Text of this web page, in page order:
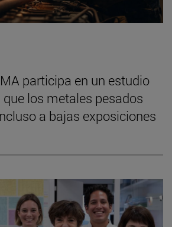
participa en un estudio
los metales pesados
a bajas exposiciones